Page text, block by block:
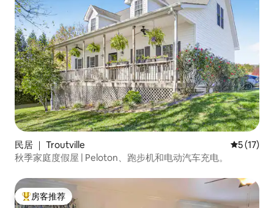
民居 ｜ Troutville 平均评分
5 (17)
秋季家庭度假屋 | Peloton、跑步机和电动汽车充电。
热门「房客推荐」
房客推荐